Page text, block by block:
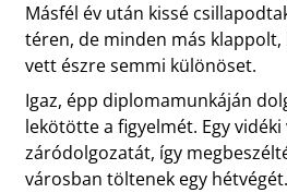
Másfél év után kissé
téren, de minden más klappolt,
vett észre semmi különöset.
Igaz, épp diplomamunkáján
lekötötte a figyelmét. Egy
záródolgozatát, így
városban töltenek egy hétvégét.